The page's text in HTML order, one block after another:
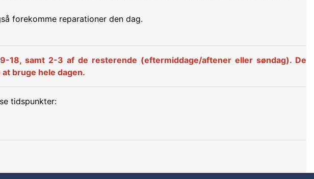
forekomme reparationer den dag.
18, samt 2-3 af de resterende (eftermiddage/aftener eller søndag). De
bruge hele dagen.
tidspunkter: